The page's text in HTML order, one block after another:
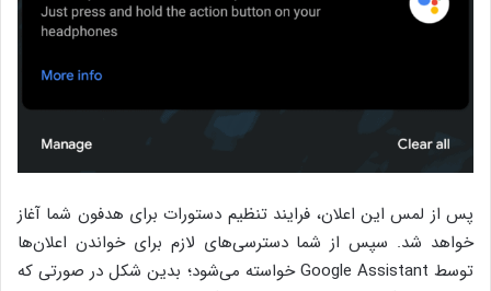
پس از لمس این اعلان، فرایند تنظیم دستورات برای هدفون شما آغاز
خواهد شد. سپس از شما دسترسی‌های لازم برای خواندن اعلان‌ها
توسط Google Assistant خواسته می‌شود؛ بدین شکل در صورتی که